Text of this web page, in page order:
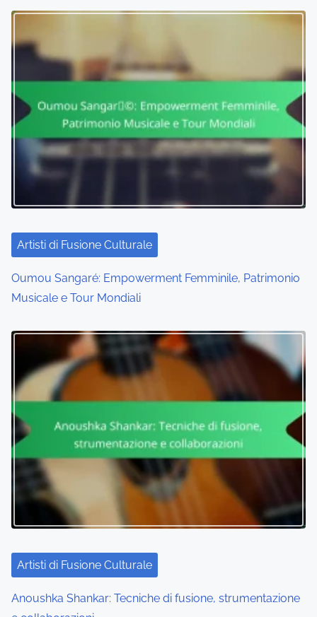
Artisti di Fusione Culturale
Oumou Sangaré: Empowerment Femminile, Patrimonio
Musicale e Tour Mondiali
Artisti di Fusione Culturale
Anoushka Shankar: Tecniche di fusione, strumentazione